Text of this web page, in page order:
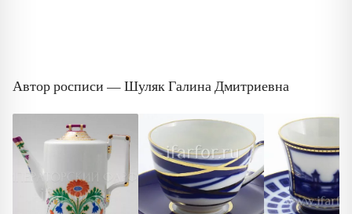
Автор росписи — Шуляк Галина Дмитриевна